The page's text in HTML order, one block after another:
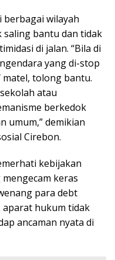
berbagai wilayah
saling bantu dan tidak
di jalan. “Bila di
yang di-stop
tolong bantu.
atau
berkedok
umum,” demikian
Cirebon.
kebijakan
keras
para debt
hukum tidak
ancaman nyata di